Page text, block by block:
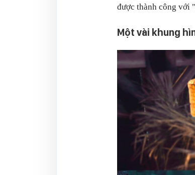
được thành công với
Một vài khung